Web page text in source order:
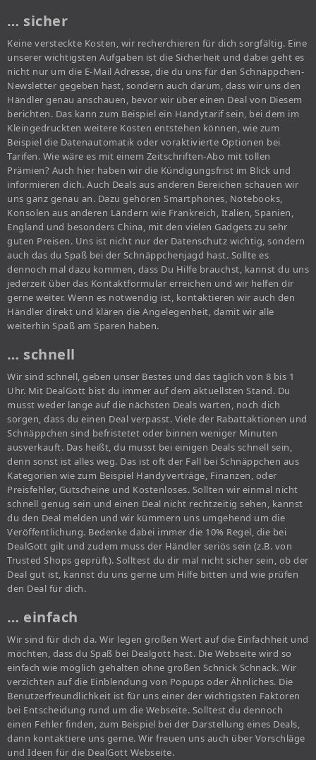
… sicher
Keine versteckte Kosten, wir recherchieren für dich sorgfältig. Eine
unserer wichtigsten Aufgaben ist die Sicherheit und dabei geht es
nicht nur um die E-Mail Adresse, die du uns für den Schnäppchen-
Newsletter gegeben hast, sondern auch darum, dass wir uns den
Händler genau anschauen, bevor wir über einen Deal von Diesem
berichten. Das kann zum Beispiel ein Handytarif sein, bei dem im
Kleingedruckten weitere Kosten entstehen können, wie zum
Beispiel die Datenautomatik oder voraktivierte Optionen bei
Tarifen. Wie wäre es mit einem Zeitschriften-Abo mit tollen
Prämien? Auch hier haben wir die Kündigungsfrist im Blick und
informieren dich. Auch Deals aus anderen Bereichen schauen wir
uns ganz genau an. Dazu gehören Smartphones, Notebooks,
Konsolen aus anderen Ländern wie Frankreich, Italien, Spanien,
England und besonders China, mit den vielen Gadgets zu sehr
guten Preisen. Uns ist nicht nur der Datenschutz wichtig, sondern
auch das du Spaß bei der Schnäppchenjagd hast. Sollte es
dennoch mal dazu kommen, dass Du Hilfe brauchst, kannst du uns
jederzeit über das Kontaktformular erreichen und wir helfen dir
gerne weiter. Wenn es notwendig ist, kontaktieren wir auch den
Händler direkt und klären die Angelegenheit, damit wir alle
weiterhin Spaß am Sparen haben.
… schnell
Wir sind schnell, geben unser Bestes und das täglich von 8 bis 1
Uhr. Mit DealGott bist du immer auf dem aktuellsten Stand. Du
musst weder lange auf die nächsten Deals warten, noch dich
sorgen, dass du einen Deal verpasst. Viele der Rabattaktionen und
Schnäppchen sind befristetet oder binnen weniger Minuten
ausverkauft. Das heißt, du musst bei einigen Deals schnell sein,
denn sonst ist alles weg. Das ist oft der Fall bei Schnäppchen aus
Kategorien wie zum Beispiel Handyverträge, Finanzen, oder
Preisfehler, Gutscheine und Kostenloses. Sollten wir einmal nicht
schnell genug sein und einen Deal nicht rechtzeitig sehen, kannst
du den Deal melden und wir kümmern uns umgehend um die
Veröffentlichung. Bedenke dabei immer die 10% Regel, die bei
DealGott gilt und zudem muss der Händler seriös sein (z.B. von
Trusted Shops geprüft). Solltest du dir mal nicht sicher sein, ob der
Deal gut ist, kannst du uns gerne um Hilfe bitten und wie prüfen
den Deal für dich.
… einfach
Wir sind für dich da. Wir legen großen Wert auf die Einfachheit und
möchten, dass du Spaß bei Dealgott hast. Die Webseite wird so
einfach wie möglich gehalten ohne großen Schnick Schnack. Wir
verzichten auf die Einblendung von Popups oder Ähnliches. Die
Benutzerfreundlichkeit ist für uns einer der wichtigsten Faktoren
bei Entscheidung rund um die Webseite. Solltest du dennoch
einen Fehler finden, zum Beispiel bei der Darstellung eines Deals,
dann kontaktiere uns gerne. Wir freuen uns auch über Vorschläge
und Ideen für die DealGott Webseite.